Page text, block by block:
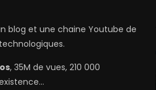
blog et une chaine Youtube de
, 35M de vues, 210 000